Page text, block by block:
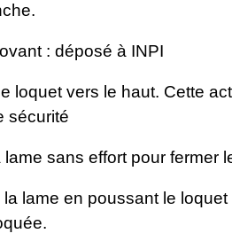
: déposé à INPI
loquet vers le haut. Cette
sécurité
lame sans effort pour fermer
la lame en poussant le